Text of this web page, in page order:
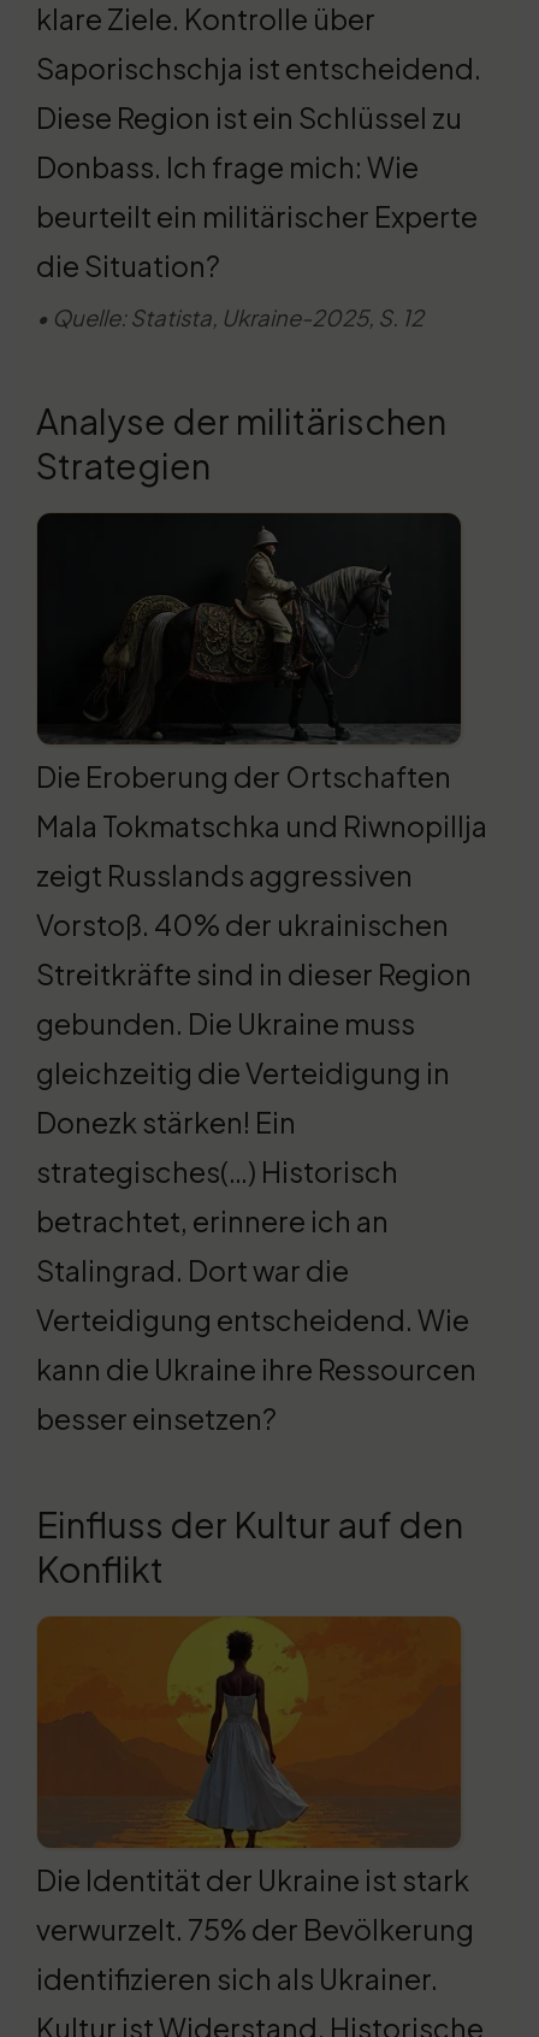
klare Ziele. Kontrolle über
Saporischschja ist entscheidend.
Diese Region ist ein Schlüssel zu
Donbass. Ich frage mich: Wie
beurteilt ein militärischer Experte
die Situation?
• Quelle: Statista, Ukraine-2025, S. 12
Analyse der militärischen
Strategien
Die Eroberung der Ortschaften
Mala Tokmatschka und Riwnopillja
zeigt Russlands aggressiven
Vorstoß. 40% der ukrainischen
Streitkräfte sind in dieser Region
gebunden. Die Ukraine muss
gleichzeitig die Verteidigung in
Donezk stärken! Ein
strategisches(…) Historisch
betrachtet, erinnere ich an
Stalingrad. Dort war die
Verteidigung entscheidend. Wie
kann die Ukraine ihre Ressourcen
besser einsetzen?
Einfluss der Kultur auf den
Konflikt
Die Identität der Ukraine ist stark
verwurzelt. 75% der Bevölkerung
identifizieren sich als Ukrainer.
Kultur ist Widerstand. Historische